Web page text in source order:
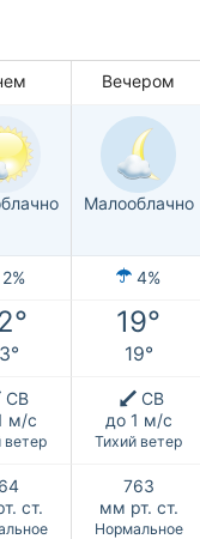
Вечером
Малооблачно
4%
19°
19°
СВ
м/с
ветер
СВ
до 1 м/с
Тихий ветер
ст.
763
мм рт. ст.
Нормальное